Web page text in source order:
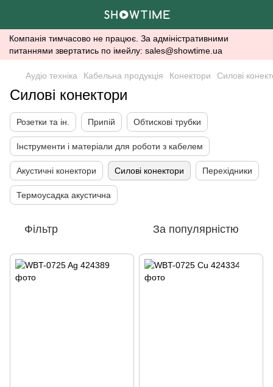
Компанія тимчасово не працює. За адміністративними
питаннями звертатись по імейлу: sales@showtime.ua
Аудіо техніка Кабельна продукція Конектори Силові
Силові конектори
Розетки та ін. Припій Обтискові трубки
Інструменти і матеріали для роботи з кабелем
Акустичні конектори Силові конектори Перехідники
Термоусадка акустична
Фільтр За популярністю